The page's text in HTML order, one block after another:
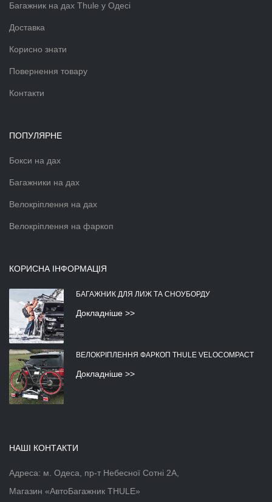
Багажник на дах Thule у Одесі
Доставка
Корисно знати
Повернення товару
Контакти
ПОПУЛЯРНЕ
Бокси на дах
Багажники на дах
Велокріплення на дах
Велокріплення на фаркоп
КОРИСНА ІНФОРМАЦІЯ
БАГАЖНИК ДЛЯ ЛИЖ ТА СНОУБОРДУ
Докладніше >>
ВЕЛОКРІПЛЕННЯ ФАРКОП THULE VELOCOMPACT
Докладніше >>
НАШІ КОНТАКТИ
Адреса: м. Одеса, пр-т Небесної Сотні 2А,
Магазин «АвтоБагажник THULE»